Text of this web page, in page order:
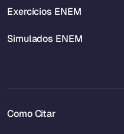
Exercícios ENEM
Simulados ENEM
Como Citar